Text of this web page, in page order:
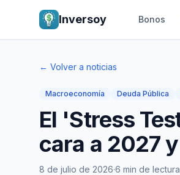
Inversoy Bonos
← Volver a noticias
Macroeconomía Deuda Pública
El 'Stress
cara a 2027
8 de julio de 2026·6 min de lectura